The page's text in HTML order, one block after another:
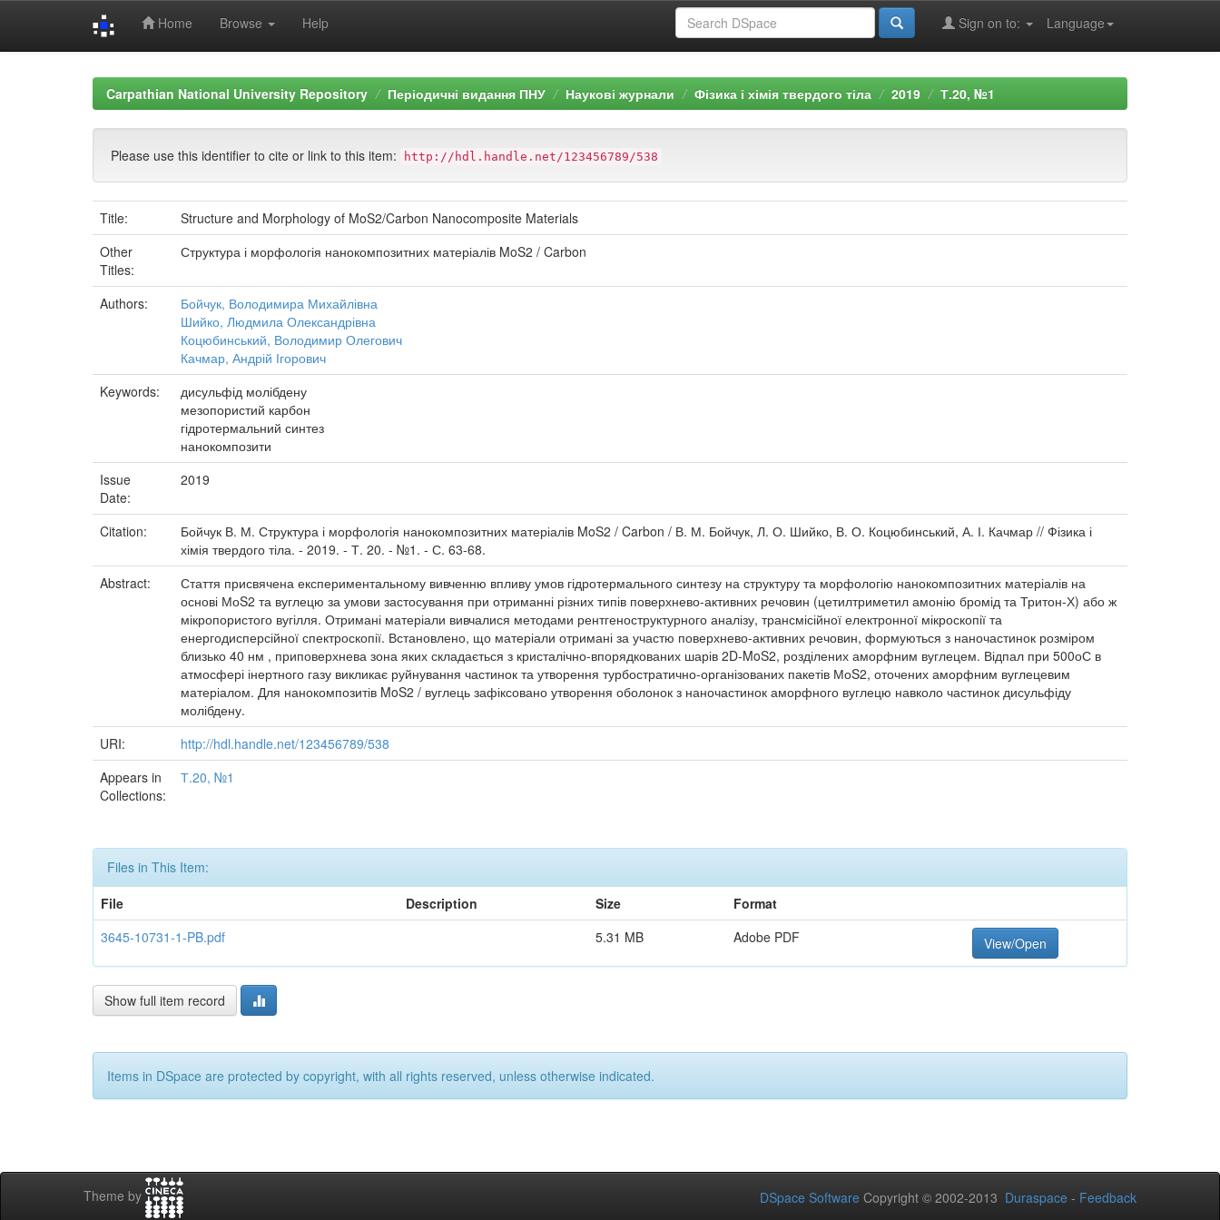
Home Browse Help Language
Sign on to:
Carpathian National University Repository Періодичні видання ПНУ Наукові журнали Фізика і хімія твердого тіла 2019 Т.20, №1
Please use this identifier to cite or link to this item: http://hdl.handle.net/123456789/538
Title:
Structure and Morphology of MoS2/Carbon Nanocomposite Materials
Other
Titles:
Структура і морфологія нанокомпозитних матеріалів MoS2 / Carbon
Authors:
Бойчук, Володимира Михайлівна
Шийко, Людмила Олександрівна
Коцюбинський, Володимир Олегович
Качмар, Андрій Ігорович
Keywords:
дисульфід молібдену
мезопористий карбон
гідротермальний синтез
нанокомпозити
Issue
Date:
2019
Citation:
Бойчук В. М. Структура і морфологія нанокомпозитних матеріалів MoS2 / Carbon / В. М. Бойчук, Л. О. Шийко, В. О. Коцюбинський, А. І. Качмар // Фізика і
хімія твердого тіла. - 2019. - Т. 20. - №1. - С. 63-68.
Abstract:
Стаття присвячена експериментальному вивченню впливу умов гідротермального синтезу на структуру та морфологію нанокомпозитних матеріалів на
основі МоS2 та вуглецю за умови застосування при отриманні різних типів поверхнево-активних речовин (цетилтриметил амонію бромід та Тритон-Х) або ж
мікропористого вугілля. Отримані матеріали вивчалися методами рентгеноструктурного аналізу, трансмісійної електронної мікроскопії та
енергодисперсійної спектроскопії. Встановлено, що матеріали отримані за участю поверхнево-активних речовин, формуються з наночастинок розміром
близько 40 нм , приповерхнева зона яких складається з кристалічно-впорядкованих шарів 2D-MoS2, розділених аморфним вуглецем. Відпал при 500оС в
атмосфері інертного газу викликає руйнування частинок та утворення турбостратично-організованих пакетів МоS2, оточених аморфним вуглецевим
матеріалом. Для нанокомпозитів MoS2 / вуглець зафіксовано утворення оболонок з наночастинок аморфного вуглецю навколо частинок дисульфіду
молібдену.
URI:
http://hdl.handle.net/123456789/538
Appears in
Collections:
Т.20, №1
Files in This Item:
File
Description Size
Format
3645-10731-1-PB.pdf
5.31 MB Adobe PDF View/Open
Show full item record
Items in DSpace are protected by copyright, with all rights reserved, unless otherwise indicated.
Theme by DSpace Software Copyright © 2002-2013 Duraspace - Feedback